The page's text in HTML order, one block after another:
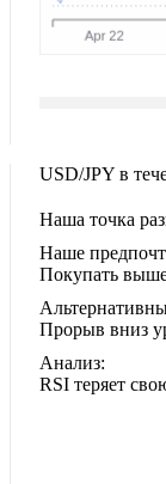
USD/JPY в
Наша точка
Наше
Покупать
Прорыв вниз
Анализ:
RSI теряет